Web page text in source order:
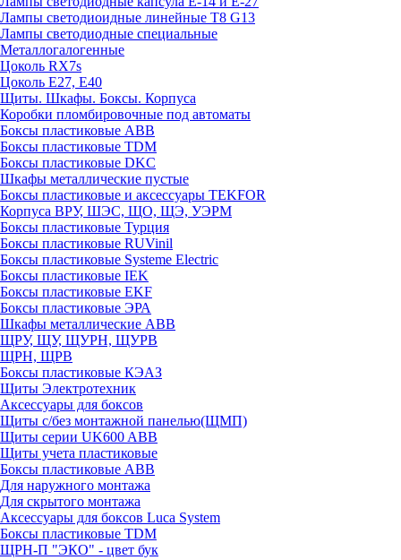
Лампы светодиоидные линейные T8 G13
Лампы светодиодные специальные
Металлогалогенные
Цоколь RX7s
Цоколь Е27, E40
Щиты. Шкафы. Боксы. Корпуса
Коробки пломбировочные под автоматы
Боксы пластиковые ABB
Боксы пластиковые TDM
Боксы пластиковые DKC
Шкафы металлические пустые
Боксы пластиковые и аксессуары TEKFOR
Корпуса ВРУ, ШЭС, ЩО, ЩЭ, УЭРМ
Боксы пластиковые Турция
Боксы пластиковые RUVinil
Боксы пластиковые Systeme Electric
Боксы пластиковые IEK
Боксы пластиковые EKF
Боксы пластиковые ЭРА
Шкафы металлические ABB
ЩРУ, ЩУ, ЩУРН, ЩУРВ
ЩРН, ЩРВ
Боксы пластиковые КЭАЗ
Щиты Электротехник
Аксессуары для боксов
Щиты с/без монтажной панелью(ЩМП)
Щиты серии UK600 ABB
Щиты учета пластиковые
Боксы пластиковые ABB
Для наружного монтажа
Для скрытого монтажа
Аксессуары для боксов Luca System
Боксы пластиковые TDM
ЩРН-П "ЭКО" - цвет бук